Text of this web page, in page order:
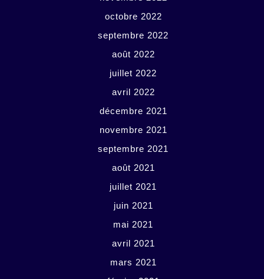
octobre 2022
septembre 2022
août 2022
juillet 2022
avril 2022
décembre 2021
novembre 2021
septembre 2021
août 2021
juillet 2021
juin 2021
mai 2021
avril 2021
mars 2021